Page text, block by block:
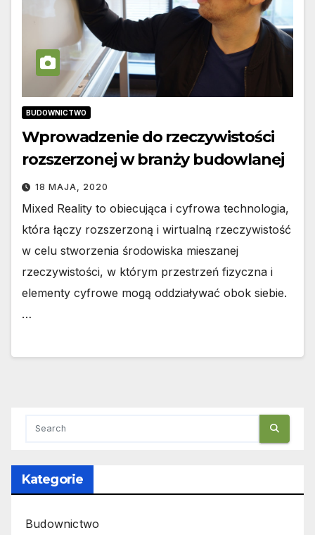
BUDOWNICTWO
Wprowadzenie do rzeczywistości
rozszerzonej w branży budowlanej
18 MAJA, 2020
Mixed Reality to obiecująca i cyfrowa technologia,
która łączy rozszerzoną i wirtualną rzeczywistość
w celu stworzenia środowiska mieszanej
rzeczywistości, w którym przestrzeń fizyczna i
elementy cyfrowe mogą oddziaływać obok siebie.
…
Kategorie
Budownictwo